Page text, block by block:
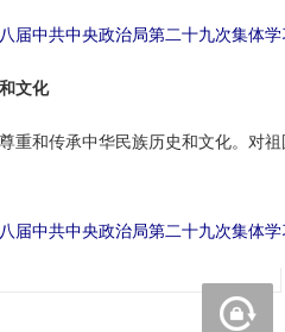
届中共中央政治局第二十九次集体
文化
和传承中华民族历史和文化。对祖
中共中央政治局第二十九次集体学